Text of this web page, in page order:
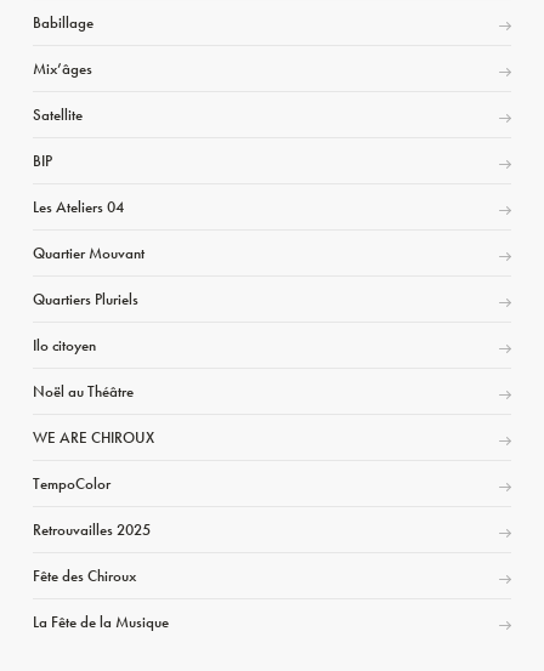
Babillage
Mix’âges
Satellite
BIP
Les Ateliers 04
Quartier Mouvant
Quartiers Pluriels
Ilo citoyen
Noël au Théâtre
WE ARE CHIROUX
TempoColor
Retrouvailles 2025
Fête des Chiroux
La Fête de la Musique